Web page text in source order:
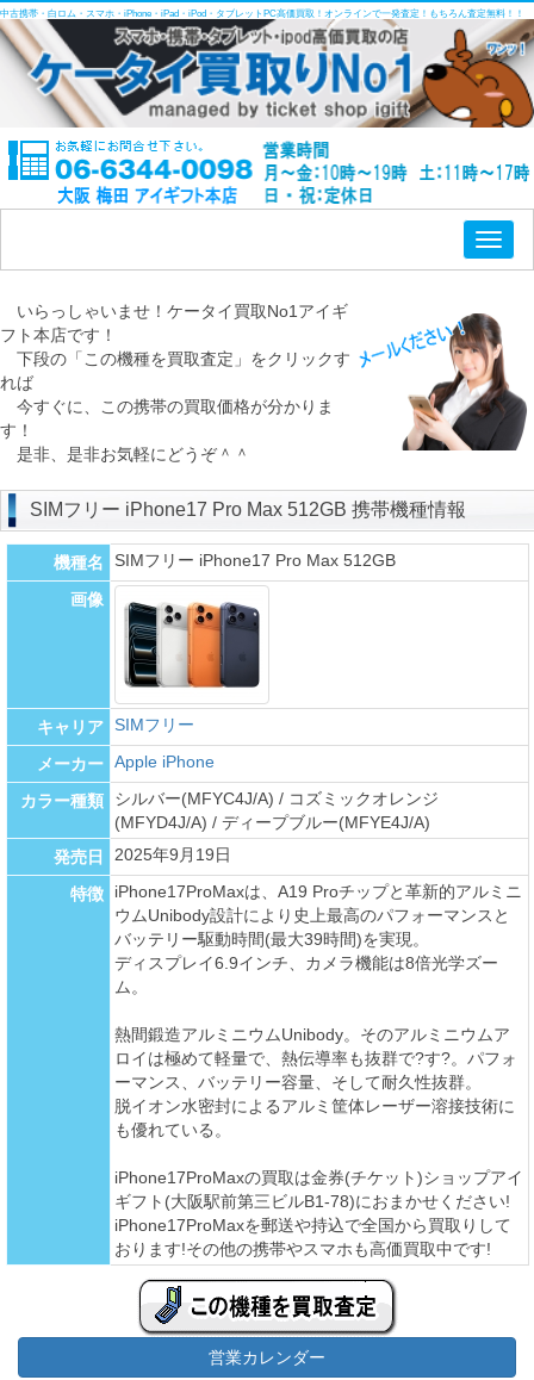
中古携帯・白ロム・スマホ・iPhone・iPad・iPod・タブレットPC高価買取！オンラインで一発査定！もちろん査定無料！！
いらっしゃいませ！ケータイ買取No1アイギ
フト本店です！
下段の「この機種を買取査定」をクリックす
れば
今すぐに、この携帯の買取価格が分かりま
す！
是非、是非お気軽にどうぞ＾＾
SIMフリー iPhone17 Pro Max 512GB 携帯機種情報
機種名 SIMフリー iPhone17 Pro Max 512GB
画像
キャリア SIMフリー
メーカー Apple iPhone
カラー種類
シルバー(MFYC4J/A) / コズミックオレンジ
(MFYD4J/A) / ディープブルー(MFYE4J/A)
発売日
2025年9月19日
特徴
iPhone17ProMaxは、A19 Proチップと革新的アルミニ
ウムUnibody設計により史上最高のパフォーマンスと
バッテリー駆動時間(最大39時間)を実現。
ディスプレイ6.9インチ、カメラ機能は8倍光学ズー
ム。
熱間鍛造アルミニウムUnibody。そのアルミニウムア
ロイは極めて軽量で、熱伝導率も抜群で?す?。パフォ
ーマンス、バッテリー容量、そして耐久性抜群。
脱イオン水密封によるアルミ筐体レーザー溶接技術に
も優れている。
iPhone17ProMaxの買取は金券(チケット)ショップアイ
ギフト(大阪駅前第三ビルB1-78)におまかせください!
iPhone17ProMaxを郵送や持込で全国から買取りして
おります!その他の携帯やスマホも高価買取中です!
営業カレンダー